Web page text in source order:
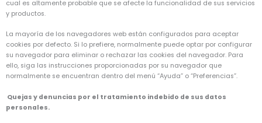
cual es altamente probable que se afecte la funcionalidad de sus servicios
y productos.
La mayoría de los navegadores web están configurados para aceptar
cookies por defecto. Si lo prefiere, normalmente puede optar por configurar
su navegador para eliminar o rechazar las cookies del navegador. Para
ello, siga las instrucciones proporcionadas por su navegador que
normalmente se encuentran dentro del menú “Ayuda” o “Preferencias”.
Quejas y denuncias por el tratamiento indebido de sus datos
personales.